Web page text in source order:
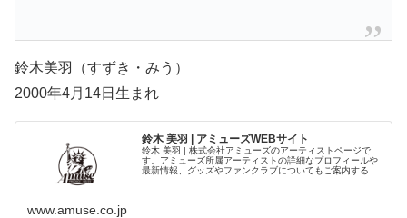
鈴木美羽（すずき・みう）
2000年4月14日生まれ
鈴木 美羽 | アミューズWEBサイト
鈴木 美羽 | 株式会社アミューズのアーティストページで
す。アミューズ所属アーティストの詳細なプロフィールや
最新情報、グッズやファンクラブについてもご案内するペ
www.amuse.co.jp